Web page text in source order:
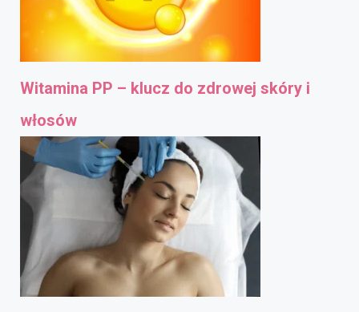
Witamina PP – klucz do zdrowej skóry i
włosów